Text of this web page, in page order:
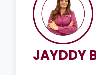
JAYDDY